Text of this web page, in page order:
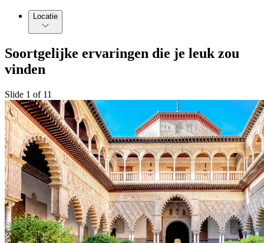
Locatie
Soortgelijke ervaringen die je leuk zou
vinden
Slide 1 of 11